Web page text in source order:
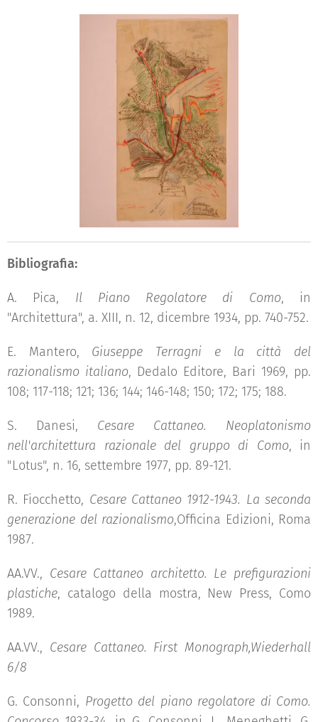
Bibliografia:
A. Pica, Il Piano Regolatore di Como, in
"Architettura", a. XIII, n. 12, dicembre 1934, pp. 740-752.
E. Mantero, Giuseppe Terragni e la città del
razionalismo italiano, Dedalo Editore, Bari 1969, pp.
108; 117-118; 121; 136; 144; 146-148; 150; 172; 175; 188.
S. Danesi, Cesare Cattaneo. Neoplatonismo
nell'architettura razionale del gruppo di Como, in
"Lotus", n. 16, settembre 1977, pp. 89-121.
R. Fiocchetto, Cesare Cattaneo 1912-1943. La seconda
generazione del razionalismo,Officina Edizioni, Roma
1987.
AA.VV., Cesare Cattaneo architetto. Le prefigurazioni
plastiche, catalogo della mostra, New Press, Como
1989.
AA.VV., Cesare Cattaneo. First Monograph,Wiederhall
6/8
G. Consonni, Progetto del piano regolatore di Como.